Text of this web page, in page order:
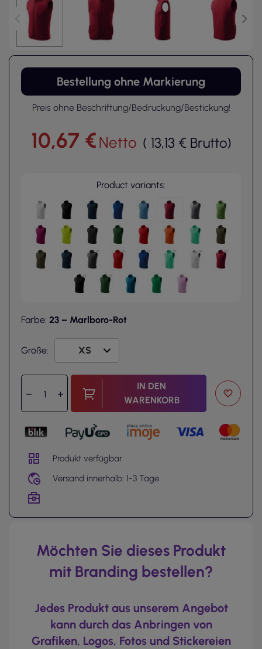
Bestellung ohne Markierung
Preis ohne Beschriftung/Bedruckung/Bestickung!
10,67 €Netto ( 13,13 € Brutto)
Product variants:
Farbe: 23 – Marlboro-Rot
Größe:
IN DEN
WARENKORB
Produkt verfügbar
Versand innerhalb: 1-3 Tage
Möchten Sie dieses Produkt
mit Branding bestellen?
Jedes Produkt aus unserem Angebot
kann durch das Anbringen von
Grafiken, Logos, Fotos und Stickereien